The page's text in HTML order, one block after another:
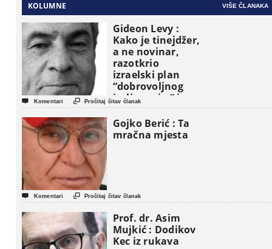
KOLUMNE VIŠE ČLANAKA
Gideon Levy :
Kako je tinejdžer,
a ne novinar,
razotkrio
izraelski plan
“dobrovoljnog
iseljavanja ” iz
Gaze
 Komentari  Pročitaj čitav članak
Gojko Berić : Ta
mračna mjesta
 Komentari  Pročitaj čitav članak
Prof. dr. Asim
Mujkić : Dodikov
Kec iz rukava